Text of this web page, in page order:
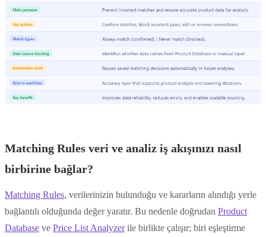
Matching Rules veri ve analiz iş akışınızı nasıl
birbirine bağlar?
Matching Rules, verilerinizin bulunduğu ve kararların alındığı yerle
bağlantılı olduğunda değer yaratır. Bu nedenle doğrudan Product
Database ve Price List Analyzerile birlikte çalışır; biri eşleştirme